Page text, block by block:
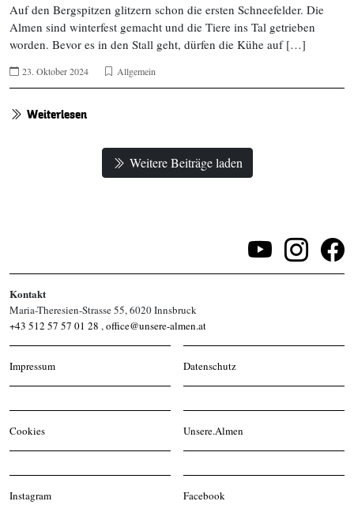
Auf den Bergspitzen glitzern schon die ersten Schneefelder. Die
Almen sind winterfest gemacht und die Tiere ins Tal getrieben
worden. Bevor es in den Stall geht, dürfen die Kühe auf […]
23. Oktober 2024 Allgemein
Weiterlesen
Weitere Beiträge laden
Kontakt
Maria-Theresien-Strasse 55, 6020 Innsbruck
+43 512 57 57 01 28 ,office@unsere-almen.at
Impressum Datenschutz
Cookies Unsere.Almen
Instagram Facebook